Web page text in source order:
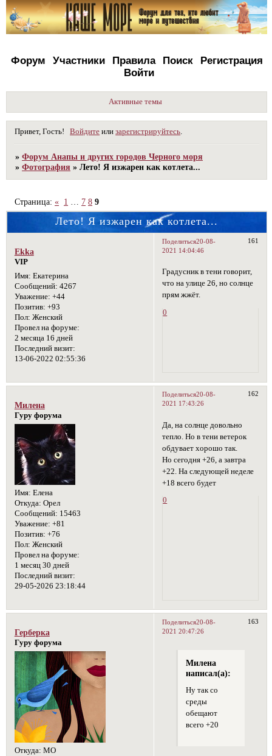
Форум Участники Правила Поиск
Регистрация
Войти
Активные темы
Привет, Гость! Войдите илизарегистрируйтесь
»Форум Анапы и других городов Черного моря
»Фотография »Лето! Я изжарен как котлета...
Лето! Я изжарен как котлета...
Страница:« 1 7 8 9
Поделиться 161
20-08-
2021 14:04:46
Ekka
VIP
Имя: Екатерина
Сообщений: 4267
Уважение: +44
Позитив: +93
Пол: Женский
Провел на форуме:
2 месяца 16 дней
Последний визит:
13-06-2022 02:55:36
Градусник в тени говорит,
что на улице 26, но солнце
прям жжёт.
0
Поделиться 162
20-08-
2021 17:43:26
Милена
Гуру форума
Имя: Елена
Откуда: Орел
Сообщений: 15463
Уважение: +81
Позитив: +76
Пол: Женский
Провел на форуме:
1 месяц 30 дней
Последний визит:
29-05-2026 23:18:44
Да, на солнце довольно
тепло. Но в тени ветерок
обдувает хорошо так.
Но сегодня +26, а завтра
+22. На следующей неделе
+18 всего будет
0
Поделиться 163
20-08-
2021 20:47:26
Герберка
Гуру форума
Откуда: МО
Милена
написал(а):
Ну так со
среды
обещают
всего +20